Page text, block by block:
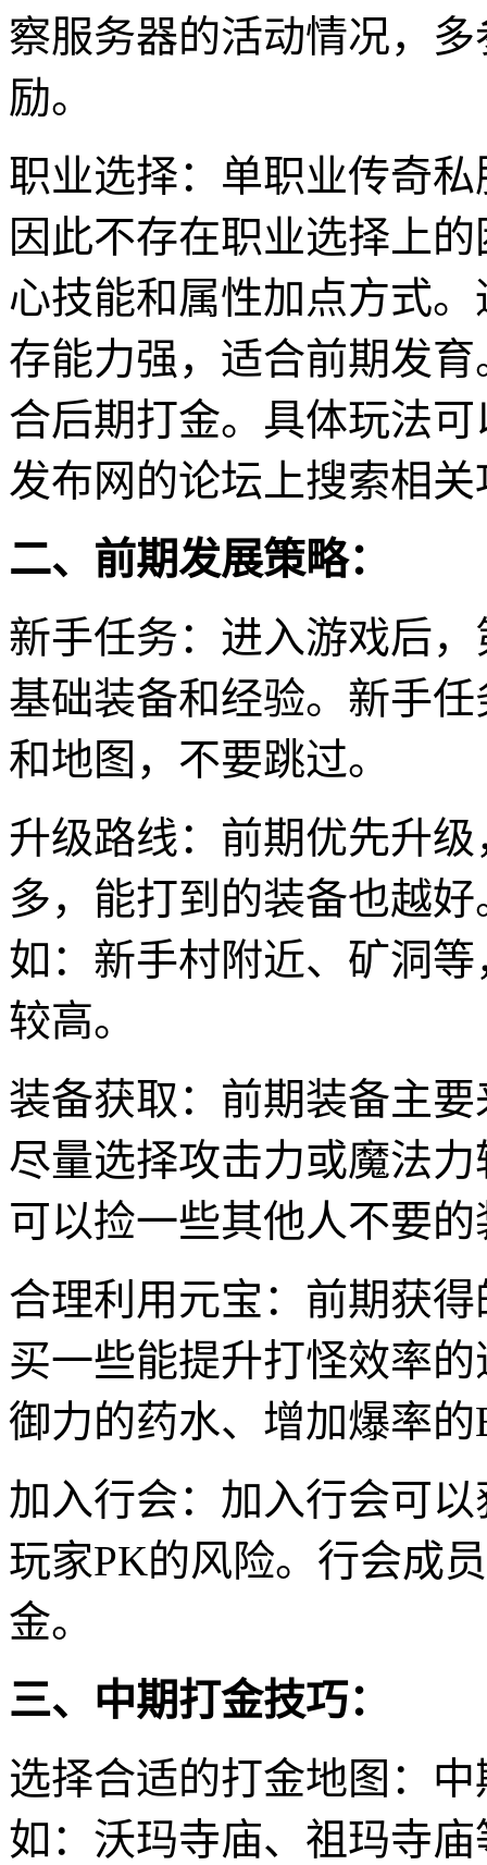
察服务器的活动情况，
励。
职业选择：单职业传奇
因此不存在职业选择上
心技能和属性加点方式
存能力强，适合前期发
合后期打金。具体玩法
发布网的论坛上搜索相关
二、前期发展策略：
新手任务：进入游戏后
基础装备和经验。新手
和地图，不要跳过。
升级路线：前期优先升
多，能打到的装备也越
如：新手村附近、矿洞
较高。
装备获取：前期装备主
尽量选择攻击力或魔法
可以捡一些其他人不要
合理利用元宝：前期获
买一些能提升打怪效率
御力的药水、增加爆率的
加入行会：加入行会可
玩家PK的风险。行会成
金。
三、中期打金技巧：
选择合适的打金地图：
如：沃玛寺庙、祖玛寺